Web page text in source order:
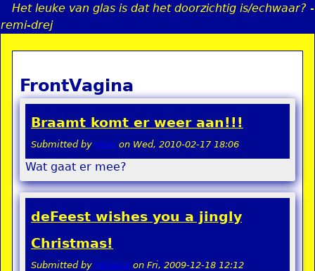
Jump to navigation
Het leuke van glas is dat het doorzichtig is/echwaar? -
remi-drej
FrontVagina
Braamt komt er weer aan!!!
Submitted by remi on Wed, 2010-02-17 18:06
Wat gaat er mee?
deFeest wishes you a jingly
Christmas!
Submitted by Velasca on Fri, 2009-12-18 12:12